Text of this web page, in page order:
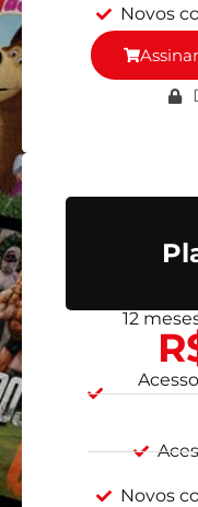
Novos
12
Novos